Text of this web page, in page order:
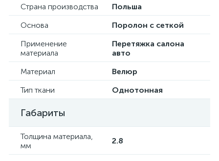
Страна производства
Польша
Основа
Поролон с сеткой
Применение
материала
Перетяжка салона
авто
Материал
Велюр
Тип ткани
Однотонная
Габариты
Толщина материала,
мм
2.8